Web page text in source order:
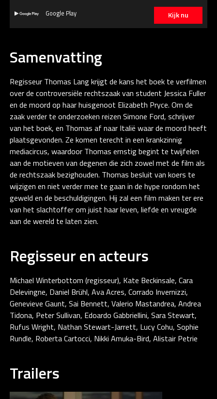
Kijk nu
Google Play
Samenvatting
Regisseur Thomas Lang krijgt de kans het boek te verfilmen
over de controversiële rechtszaak van student Jessica Fuller
en de moord op haar huisgenoot Elizabeth Pryce. Om de
zaak verder te onderzoeken reizen Simone Ford, schrijver
van het boek, en Thomas af naar Italië waar de moord heeft
plaatsgevonden. Ze komen terecht in een krankzinnig
mediacircus, waardoor Thomas ernstig begint te twijfelen
aan de motieven van degenen die zich zowel met de film als
de rechtszaak bezighouden. Thomas besluit van koers te
wijzigen en niet verder mee te gaan in de hype rondom het
geweld en de beschuldigingen. Hij zal een film maken ter ere
van het slachtoffer om juist haar leven, liefde en vreugde
aan de wereld te laten zien.
Regisseur en acteurs
Michael Winterbottom (regisseur), Kate Beckinsale, Cara
Delevingne, Daniel Brühl, Ava Acres, Corrado Invernizzi,
Genevieve Gaunt, Sai Bennett, Valerio Mastandrea, Andrea
Tidona, Peter Sullivan, Edoardo Gabbriellini, Sara Stewart,
Rufus Wright, Nathan Stewart-Jarrett, Lucy Cohu, Sophie
Rundle, Roberta Cartocci, Nikki Amuka-Bird, Alistair Petrie
Trailers